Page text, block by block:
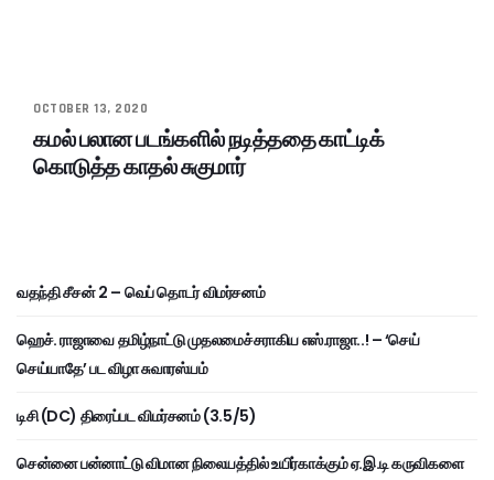
OCTOBER 13, 2020
கமல் பலான படங்களில் நடித்ததை காட்டிக்
கொடுத்த காதல் சுகுமார்
வதந்தி சீசன் 2 – வெப் தொடர் விமர்சனம்
ஹெச். ராஜாவை தமிழ்நாட்டு முதலமைச்சராகிய எஸ்.ராஜா..! – ‘செய்
செய்யாதே’ பட விழா சுவாரஸ்யம்
டிசி (DC) திரைப்பட விமர்சனம் (3.5/5)
சென்னை பன்னாட்டு விமான நிலையத்தில் உயிர்காக்கும் ஏ.இ.டி கருவிகளை